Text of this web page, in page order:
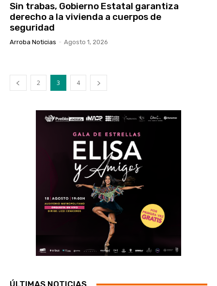
Sin trabas, Gobierno Estatal garantiza
derecho a la vivienda a cuerpos de
seguridad
Arroba Noticias - Agosto 1, 2026
2 3 4